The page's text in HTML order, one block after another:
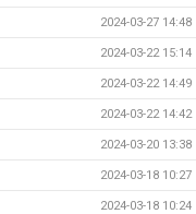
2024-03-27 14:48
2024-03-22 15:14
2024-03-22 14:49
2024-03-22 14:42
2024-03-20 13:38
2024-03-18 10:27
2024-03-18 10:24